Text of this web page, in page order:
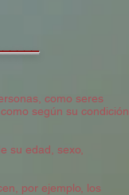
como seres
según su condición
su edad, sexo,
por ejemplo, los